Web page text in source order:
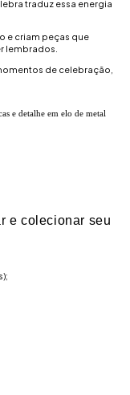
traduz essa energia
e criam peças que
lembrados.
de celebração,
e detalhe em elo de metal
e colecionar seu